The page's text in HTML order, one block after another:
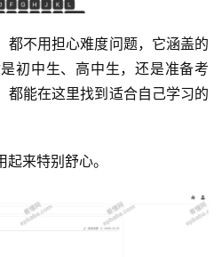
都不用担心难度问题，它涵盖的
初中生、高中生，还是准备考
都能在这里找到适合自己学习的
来特别舒心。